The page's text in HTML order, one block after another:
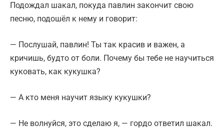
Подождал шакал, покуда павлин закончит свою
песню, подошёл к нему и говорит:
— Послушай, павлин! Ты так красив и важен, а
кричишь, будто от боли. Почему бы тебе не научиться
куковать, как кукушка?
— А кто меня научит языку кукушки?
— Не волнуйся, это сделаю я, — гордо ответил шакал.